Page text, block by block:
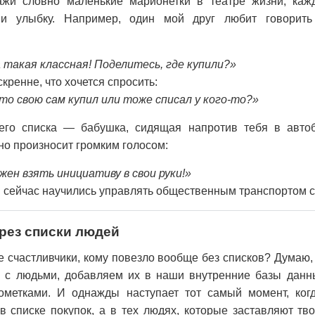
улыбку. Например, один мой друг любит говорить
классная! Поделитесь, где купили?»
что хочется спросить:
свою сам купил или тоже списал у кого-то?»
списка — бабушка, сидящая напротив тебя в
произносит громким голосом:
взять инициативу в свои руки!»
научились управлять общественным транспортом
списки людей
счастливчики, кому повезло вообще без списков?
с людьми, добавляем их в наши внутренние базы
И однажды наступает тот самый момент,
списке покупок, а в тех людях, которые заставляют